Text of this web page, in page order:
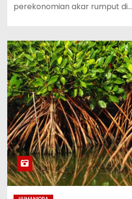
perekonomian akar rumput di…